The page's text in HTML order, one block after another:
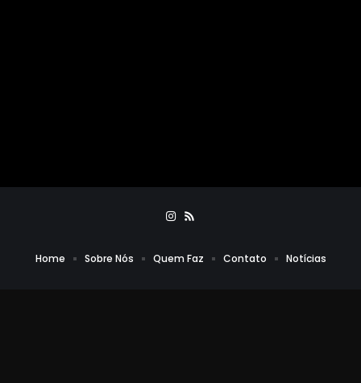
Home Sobre Nós Quem Faz Contato Notícias